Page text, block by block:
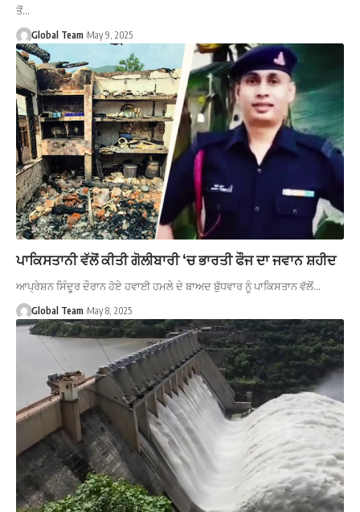
ਤੋਂ…
Global Team May 9, 2025
ਪਾਕਿਸਤਾਨੀ ਵੱਲੋਂ ਕੀਤੀ ਗੋਲੀਬਾਰੀ ‘ਚ ਭਾਰਤੀ ਫੌਜ ਦਾ ਜਵਾਨ ਸ਼ਹੀਦ
ਆਪ੍ਰੇਸ਼ਨ ਸਿੰਦੂਰ ਦੌਰਾਨ ਹੋਏ ਹਵਾਈ ਹਮਲੇ ਦੇ ਬਾਅਦ ਬੁੱਧਵਾਰ ਨੂੰ ਪਾਕਿਸਤਾਨ ਵੱਲੋਂ…
Global Team May 8, 2025